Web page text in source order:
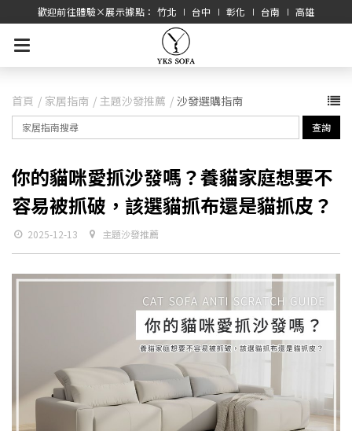
歡迎前往體驗×展示據點： 竹北 ∣ 台中 ∣ 彰化 ∣ 台南 ∣ 高雄
首頁 家居指南 主題沙發推薦 沙發選購指南
查詢
你的貓咪愛抓沙發嗎？養貓家庭想要不
容易被抓破，該選貓抓布還是貓抓皮？
2025-12-13 主題沙發推薦